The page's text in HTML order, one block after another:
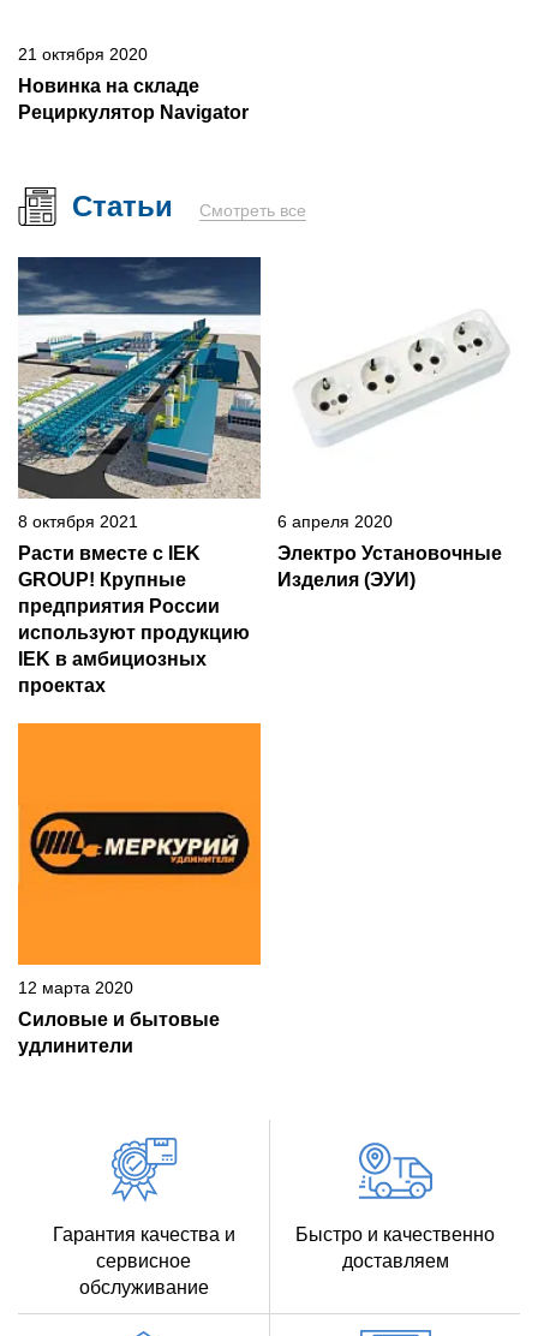
21 октября 2020
Новинка на складе
Рециркулятор Navigator
Статьи Смотреть все
8 октября 2021
Расти вместе с IEK
GROUP! Крупные
предприятия России
используют продукцию
IEK в амбициозных
проектах
6 апреля 2020
Электро Установочные
Изделия (ЭУИ)
12 марта 2020
Силовые и бытовые
удлинители
Гарантия качества и
сервисное
обслуживание
Быстро и качественно
доставляем